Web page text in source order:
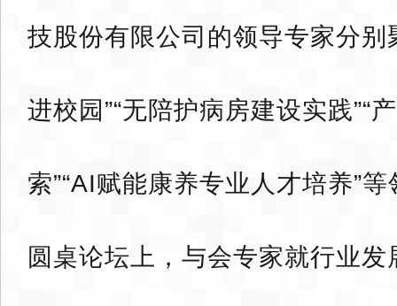
技股份有限公司的领导专家分别
进校园”“无陪护病房建设实践”“
索”“AI赋能康养专业人才培养”
圆桌论坛上，与会专家就行业